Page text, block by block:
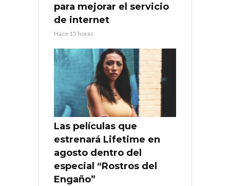
para mejorar el servicio
de internet
Hace 15 horas
Las películas que
estrenará Lifetime en
agosto dentro del
especial “Rostros del
Engaño”